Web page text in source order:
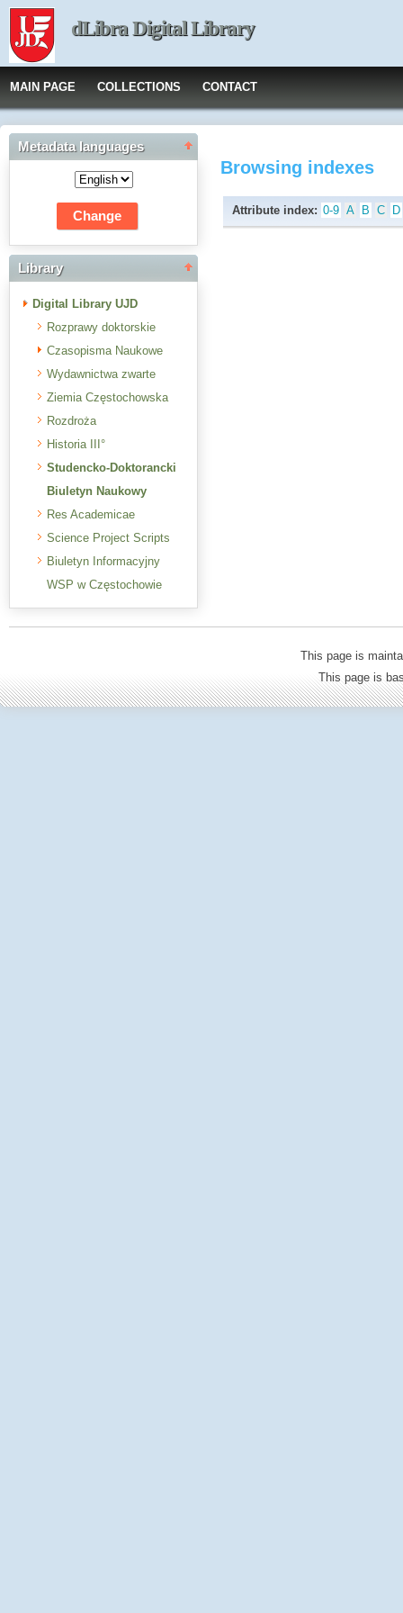
dLibra Digital Library
MAIN PAGE COLLECTIONS CONTACT
Metadata languages
Library
Digital Library UJD
Rozprawy doktorskie
Czasopisma Naukowe
Wydawnictwa zwarte
Ziemia Częstochowska
Rozdroża
Historia III°
Studencko-Doktorancki
Biuletyn Naukowy
Res Academicae
Science Project Scripts
Biuletyn Informacyjny
WSP w Częstochowie
Browsing indexes
Attribute index: 0-9 A B C D
This page is
This page is